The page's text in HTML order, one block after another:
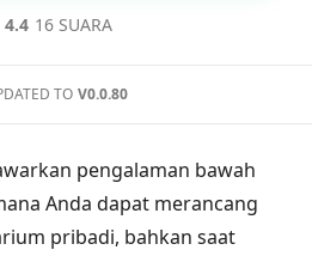
4.4 16 SUARA
TO V0.0.80
pengalaman bawah
Anda dapat merancang
pribadi, bahkan saat